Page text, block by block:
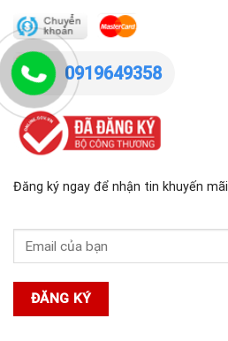
Đăng ký ngay để nhận tin khuyến mãi
0919649358